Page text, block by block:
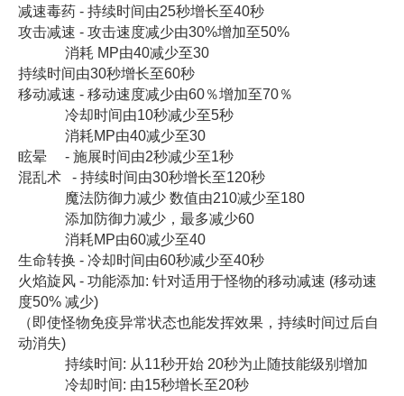
减速毒药 - 持续时间由25秒增长至40秒
攻击减速 - 攻击速度减少由30%增加至50%
消耗 MP由40减少至30
持续时间由30秒增长至60秒
移动减速 - 移动速度减少由60％增加至70％
冷却时间由10秒减少至5秒
消耗MP由40减少至30
眩晕 - 施展时间由2秒减少至1秒
混乱术 - 持续时间由30秒增长至120秒
魔法防御力减少 数值由210减少至180
添加防御力减少，最多减少60
消耗MP由60减少至40
生命转换 - 冷却时间由60秒减少至40秒
火焰旋风 - 功能添加: 针对适用于怪物的移动减速 (移动速
度50% 减少)
（即使怪物免疫异常状态也能发挥效果，持续时间过后自
动消失)
持续时间: 从11秒开始 20秒为止随技能级别增加
冷却时间: 由15秒增长至20秒